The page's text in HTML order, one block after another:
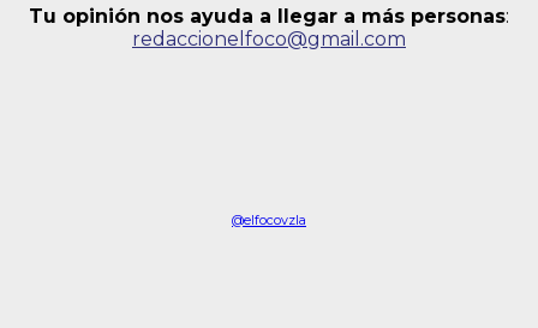
Tu opinión nos ayuda a llegar a más personas:
redaccionelfoco@gmail.com
@elfocovzla